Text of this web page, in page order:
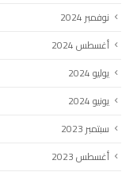
نوفمبر 2024
أغسطس 2024
يوليو 2024
يونيو 2024
سبتمبر 2023
أغسطس 2023